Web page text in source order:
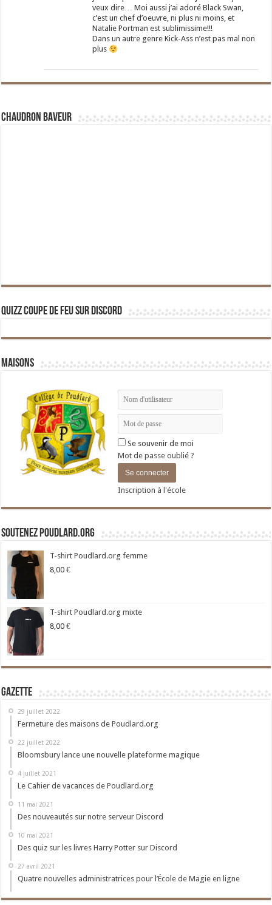
veux dire… Moi aussi j’ai adoré Black Swan,
c’est un chef d’oeuvre, ni plus ni moins, et
Natalie Portman est sublimissime!!!
Dans un autre genre Kick-Ass n’est pas mal non
plus
Chaudron Baveur
Quizz Coupe de Feu sur Discord
Maisons
Se souvenir de moi
Mot de passe oublié ?
Inscription à l'école
Soutenez Poudlard.org
T-shirt Poudlard.org femme
8,00 €
T-shirt Poudlard.org mixte
8,00 €
Gazette
29 juillet 2022
Fermeture des maisons de Poudlard.org
22 juillet 2022
Bloomsbury lance une nouvelle plateforme magique
4 juillet 2021
Le Cahier de vacances de Poudlard.org
11 mai 2021
Des nouveautés sur notre serveur Discord
10 mai 2021
Des quiz sur les livres Harry Potter sur Discord
27 avril 2021
Quatre nouvelles administratrices pour l’École de Magie en ligne